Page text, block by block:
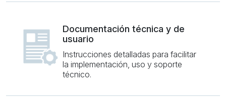
Documentación técnica y de
usuario
Instrucciones detalladas para facilitar
la implementación, uso y soporte
técnico.